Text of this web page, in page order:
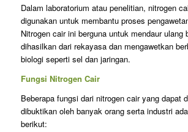
Dalam laboratorium atau penelitian, nitrogen
digunakan untuk membantu proses
Nitrogen cair ini berguna untuk mendaur ulang
dihasilkan dari rekayasa dan mengawetkan
biologi seperti sel dan jaringan.
Fungsi Nitrogen Cair
Beberapa fungsi dari nitrogen cair yang dapat
dibuktikan oleh banyak orang serta industri
berikut: